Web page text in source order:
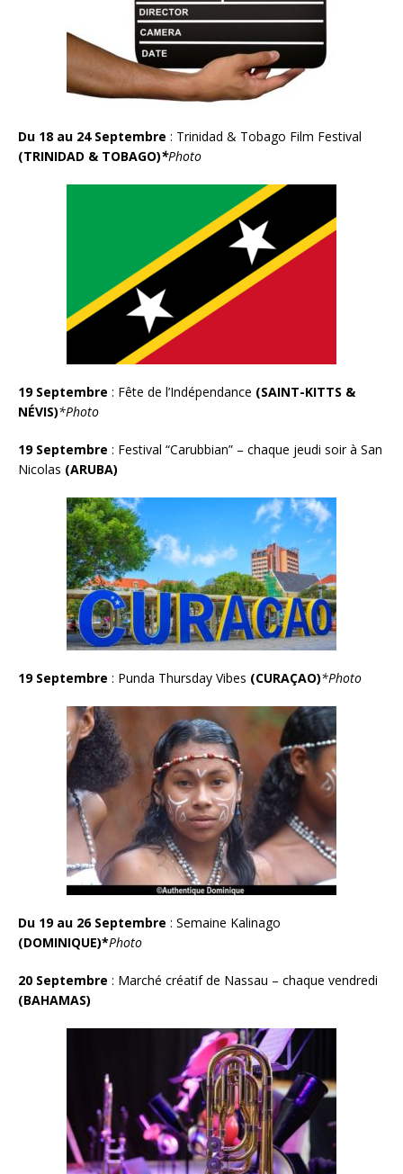
Du 18 au 24 Septembre : Trinidad & Tobago Film Festival
(TRINIDAD & TOBAGO)*Photo
19 Septembre : Fête de l’Indépendance (SAINT-KITTS &
NÉVIS)*Photo
19 Septembre : Festival “Carubbian” – chaque jeudi soir à San
Nicolas (ARUBA)
19 Septembre : Punda Thursday Vibes (CURAÇAO)*Photo
Du 19 au 26 Septembre : Semaine Kalinago
(DOMINIQUE)*Photo
20 Septembre : Marché créatif de Nassau – chaque vendredi
(BAHAMAS)